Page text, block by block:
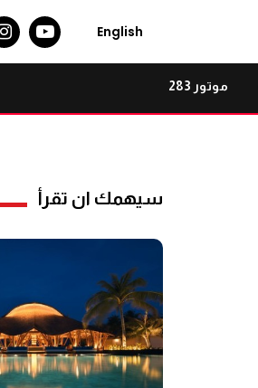
English
موتور 283
سيهمك ان تقرأ